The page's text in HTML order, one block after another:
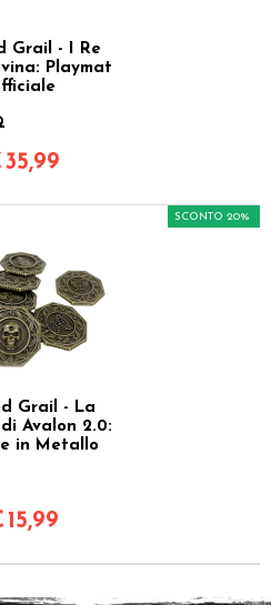
Grail - I Re
Playmat
35,99
Grail - La
Avalon 2.0:
in Metallo
SCONTO 20%
15,99